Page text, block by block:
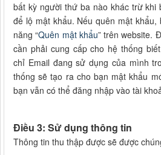
bất kỳ người thứ ba nào khác trừ khi
để lộ mật khẩu. Nếu quên mật
năng “Quên mật khẩu” trên website.
cần phải cung cấp cho hệ thống
chỉ Email đang sử dụng của mình
thống sẽ tạo ra cho bạn mật khẩu
bạn vẫn có thể đăng nhập vào tài
Điều 3: Sử dụng thông tin
Thông tin thu thập được sẽ được